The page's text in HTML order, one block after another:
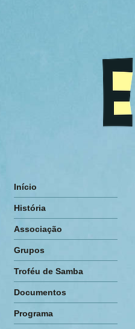
Início
História
Associação
Grupos
Troféu de Samba
Documentos
Programa